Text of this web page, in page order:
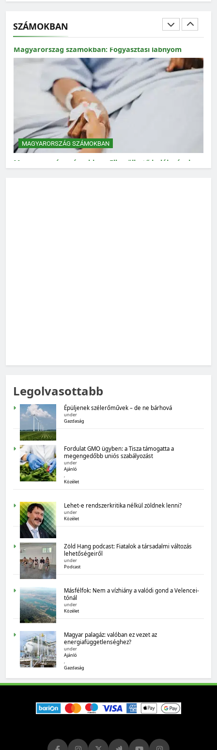
SZÁMOKBAN
MAGYARORSZÁG SZÁMOKBAN
Magyarország számokban: Fogyasztási lábnyom
MAGYARORSZÁG SZÁMOKBAN
Magyarország számokban: Elkerülhető halálozások
Magyarország számokban: Fogyasztói bizalom,
gazdasági várakozások
Magyarország számokban: Államadósság
MAGYARORSZÁG SZÁMOKBAN
Magyarország számokban: biogazdálkodás
Tizenhat adatsor a tizenhat évről
Legolvasottabb
Épüljenek szélerőművek – de ne bárhová
under
Gazdaság
Fordulat GMO ügyben: a Tisza támogatta a
megengedőbb uniós szabályozást
under
Ajánló
,
Közélet
Lehet-e rendszerkritika nélkül zöldnek lenni?
under
Közélet
Zöld Hang podcast: Fiatalok a társadalmi változás
lehetőségeiről
under
Podcast
Másfélfok: Nem a vízhiány a valódi gond a Velencei-
tónál
under
Közélet
Magyar palagáz: valóban ez vezet az
energiafüggetlenséghez?
under
Ajánló
,
Gazdaság